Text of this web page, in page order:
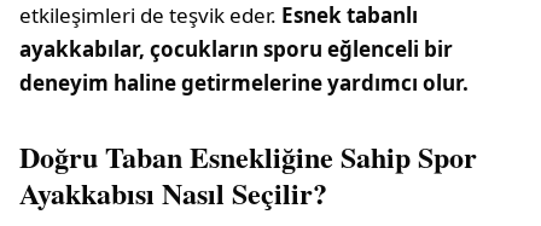
etkileşimleri de teşvik eder. Esnek tabanlı
ayakkabılar, çocukların sporu eğlenceli bir
deneyim haline getirmelerine yardımcı olur.
Doğru Taban Esnekliğine Sahip Spor
Ayakkabısı Nasıl Seçilir?